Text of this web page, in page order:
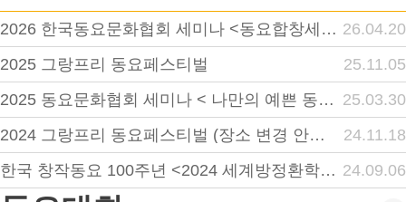
2026 한국동요문화협회 세미나 <동요합창세미나> 26.04.20
2025 그랑프리 동요페스티벌
25.11.05
2025 동요문화협회 세미나 < 나만의 예쁜 동요 영상 만들기> 25.03.30
2024 그랑프리 동요페스티벌 (장소 변경 안내 첨부)
24.11.18
한국 창작동요 100주년 <2024 세계방정환학술대회. 수원> 24.09.06